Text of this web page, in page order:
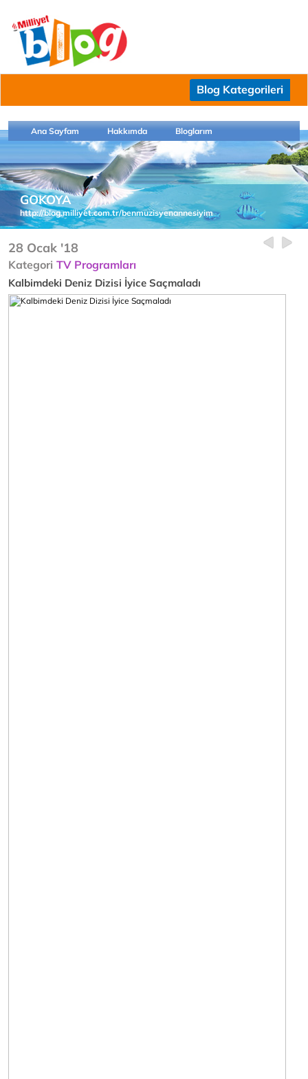
Blog Kategorileri
Ana Sayfam Hakkımda Bloglarım
GOKOYA
http://blog.milliyet.com.tr/benmuzisyenannesiyim
28 Ocak '18
Kategori TV Programları
Kalbimdeki Deniz Dizisi İyice Saçmaladı